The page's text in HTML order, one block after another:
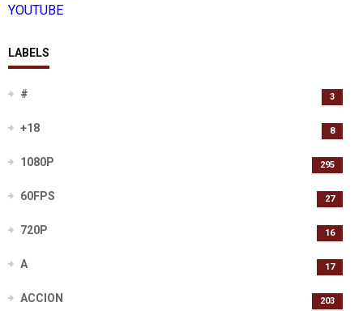
YOUTUBE
LABELS
# 3
+18 8
1080P 295
60FPS 27
720P 16
A 17
ACCION 203